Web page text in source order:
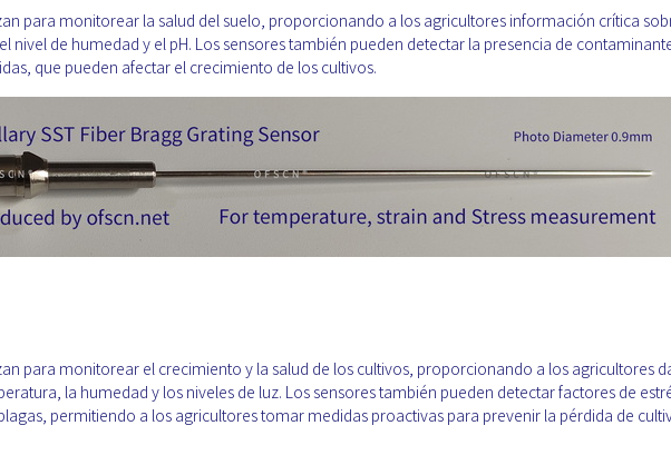
para monitorear la salud del suelo, proporcionando a los agricultores información crítica
nivel de humedad y el pH. Los sensores también pueden detectar la presencia de
que pueden afectar el crecimiento de los cultivos.
para monitorear el crecimiento y la salud de los cultivos, proporcionando a los agricultores
la humedad y los niveles de luz. Los sensores también pueden detectar factores de
permitiendo a los agricultores tomar medidas proactivas para prevenir la pérdida de